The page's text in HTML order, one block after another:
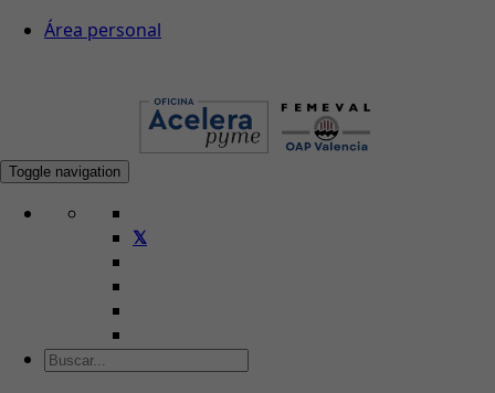
Área personal
Toggle navigation